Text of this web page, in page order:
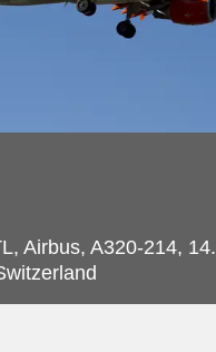
Airbus, A320-214, 14.